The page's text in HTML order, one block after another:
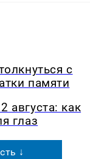
с
памяти
августа: как
глаз
↓